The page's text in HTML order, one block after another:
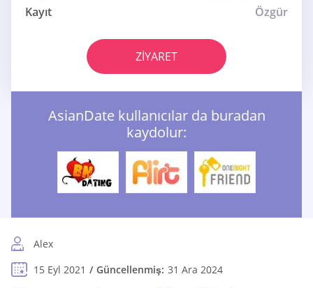
Kayıt
Özgür
ZIYARET
AsianDate kullanıcılar da buradan
kaydolur:
Alex
15 Eyl 2021
Güncellenmiş: 31 Ara 2024